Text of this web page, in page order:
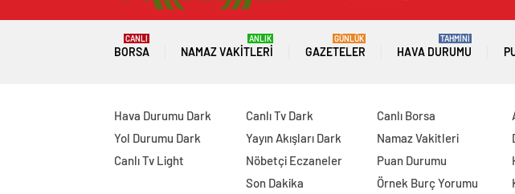
BORSA
CANLI
NAMAZ VAKITLERI
ANLIK
GAZETELER
GÜNLÜK
HAVA DURUMU
TAHMİNİ
Hava Durumu Dark
Yol Durumu Dark
Canlı Tv Light
Canlı Tv Dark
Yayın Akışları Dark
Nöbetçi Eczaneler
Son Dakika
Canlı Borsa
Namaz Vakitleri
Puan Durumu
Örnek Burç Yorumu